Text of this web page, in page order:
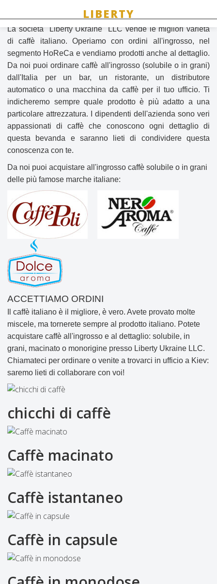
La società "Liberty Ukraine" LLC vende le migliori varietà
di caffè italiano. Operiamo con ordini all'ingrosso, nel
segmento HoReCa e vendiamo prodotti anche al dettaglio.
Da noi puoi ordinare caffè all'ingrosso (solubile o in grani)
dall'Italia per un bar, un ristorante, un distributore
automatico o una macchina da caffè per il tuo ufficio. Ti
indicheremo sempre quale prodotto è più adatto a una
particolare attrezzatura. I dipendenti dell'azienda sono veri
appassionati di caffè che conoscono ogni dettaglio di
questa bevanda e saranno lieti di condividere questa
conoscenza con te.
Da noi puoi acquistare all'ingrosso caffè solubile o in grani
delle più famose marche italiane:
ACCETTIAMO ORDINI
Il caffè italiano è il migliore, è vero. Avete provato molte
miscele, ma tornerete sempre al prodotto italiano. Potete
acquistare caffè all'ingrosso e al dettaglio: solubile, in
grani, macinato o monorigine presso Liberty Ukraine LLC.
Chiamateci per ordinare o venite a trovarci in ufficio a Kiev:
saremo lieti di collaborare con voi!
chicchi di caffè
Caffè macinato
Caffè istantaneo
Caffè in capsule